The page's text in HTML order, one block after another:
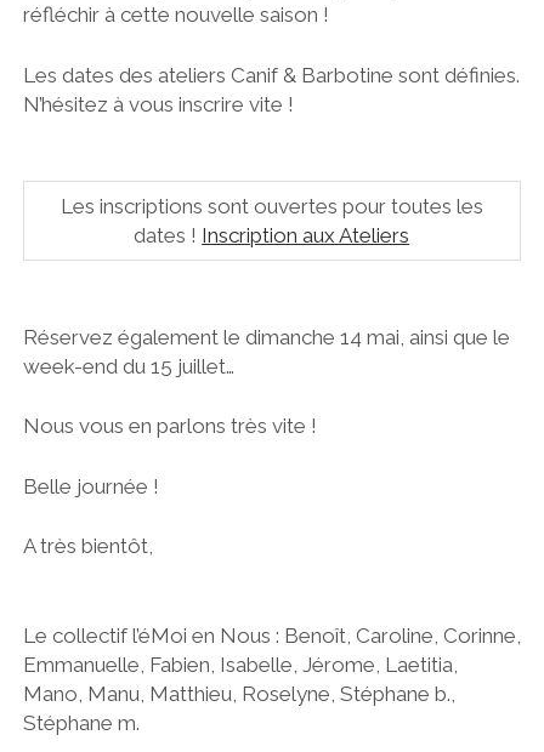
réfléchir à cette nouvelle saison !
Les dates des ateliers Canif & Barbotine sont définies.
N’hésitez à vous inscrire vite !
Les inscriptions sont ouvertes pour toutes les
dates ! Inscription aux Ateliers
Réservez également le dimanche 14 mai, ainsi que le
week-end du 15 juillet…
Nous vous en parlons très vite !
Belle journée !
A très bientôt,
Le collectif l’éMoi en Nous : Benoît, Caroline, Corinne,
Emmanuelle, Fabien, Isabelle, Jérome, Laetitia,
Mano, Manu, Matthieu, Roselyne, Stéphane b.,
Stéphane m.